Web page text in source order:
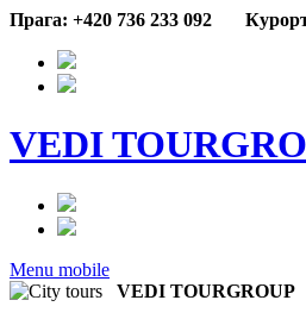
Прага: +420 736 233 092
VEDI
Menu mobile
VEDI TOURGROUP